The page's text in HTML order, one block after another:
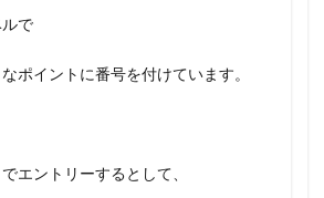
で
ポイントに番号を付けています。
エントリーするとして、